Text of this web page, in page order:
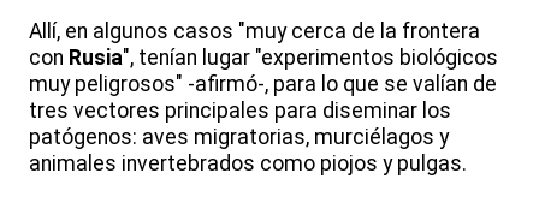
Allí, en algunos casos "muy cerca de la frontera
con Rusia", tenían lugar "experimentos biológicos
muy peligrosos" -afirmó-, para lo que se valían de
tres vectores principales para diseminar los
patógenos: aves migratorias, murciélagos y
animales invertebrados como piojos y pulgas.